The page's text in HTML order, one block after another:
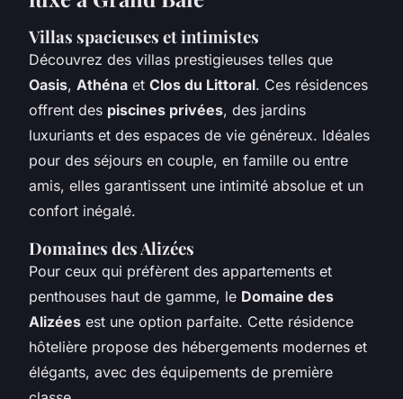
Villas spacieuses et intimistes
Découvrez des villas prestigieuses telles que
Oasis, Athéna et Clos du Littoral. Ces résidences
offrent des piscines privées, des jardins
luxuriants et des espaces de vie généreux. Idéales
pour des séjours en couple, en famille ou entre
amis, elles garantissent une intimité absolue et un
confort inégalé.
Domaines des Alizées
Pour ceux qui préfèrent des appartements et
penthouses haut de gamme, le Domaine des
Alizées est une option parfaite. Cette résidence
hôtelière propose des hébergements modernes et
élégants, avec des équipements de première